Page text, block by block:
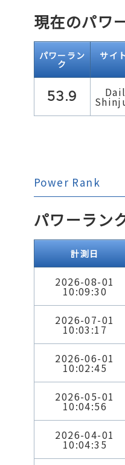
現在のパワ
パワーラン
ク
サイ
53.9
Power Rank
パワーラン
計測日
2026-08-01
10:09:30
2026-07-01
10:03:17
2026-06-01
10:02:45
2026-05-01
10:04:56
2026-04-01
10:04:35